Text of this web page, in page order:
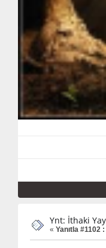
Ynt: İthaki
« Yanıtla #1102 :